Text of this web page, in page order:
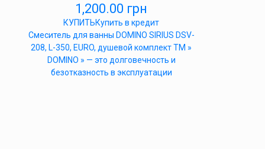
1,200.00 грн
КУПИТЬКупить в кредит
Cмеситель для ванны DOMINO SIRIUS DSV-
208, L-350, EURO, душевой комплект ТМ »
DOMINO » — это долговечность и
безотказность в эксплуатации